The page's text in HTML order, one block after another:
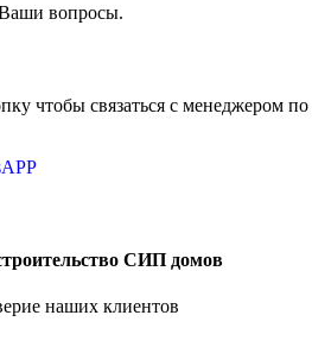
вопросы.
чтобы связаться с менеджером по
СИП домов
наших клиентов